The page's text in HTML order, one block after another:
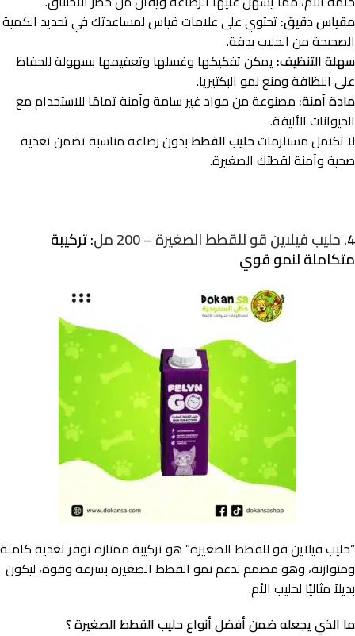
مقياس دقيق: تحتوي على علامات قياس لمساعدتك في تحديد الكمية
الصحيحة من الحليب بدقة.
سهلة التنظيف: يمكن تفكيكها وغسلها وتعقيمها بسهولة للحفاظ
على النظافة ومنع نمو البكتيريا.
مادة آمنة: مصنوعة من مواد غير سامة وآمنة تمامًا للاستخدام مع
الحيوانات الأليفة.
لا تكتمل مستلزماتحليب القططبدون رضاعة مناسبة تضمن تغذية
صحية وآمنة لقطتك الصغيرة.
4. حليب فيلاين قو للقطط الصغيرة – 200 مل : تركيبة
متكاملة لنمو قوي
“حليب فيلاين قو للقطط الصغيرة” هو تركيبة ممتازة توفر تغذية كاملة
ومتوازنة، وهو مصمم لدعم نمو القطط الصغيرة بسرعة وقوة، ليكون
بديلاً مثاليًا لحليب الأم.
ما الذي يجعله ضمن أفضل أنواع حليب القطط الصغيرة ؟